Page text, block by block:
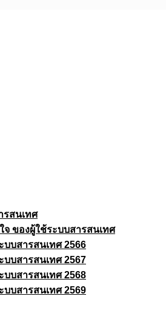
รสนเทศ
จ ของผู้ใช้ระบบสารสนเทศ
บสารสนเทศ 2566
บสารสนเทศ 2567
บสารสนเทศ 2568
บสารสนเทศ 2569